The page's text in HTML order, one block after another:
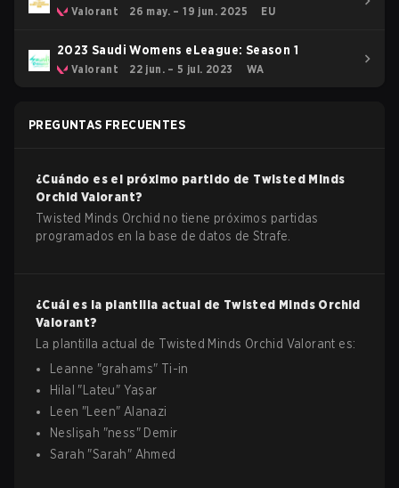
Valorant 26 may. – 19 jun. 2025 EU
2023 Saudi Womens eLeague: Season 1
Valorant 22 jun. – 5 jul. 2023 WA
PREGUNTAS FRECUENTES
¿Cuándo es el próximo partido de Twisted Minds
Orchid Valorant?
Twisted Minds Orchid no tiene próximos partidas
programados en la base de datos de Strafe.
¿Cuál es la plantilla actual de Twisted Minds Orchid
Valorant?
La plantilla actual de Twisted Minds Orchid Valorant es:
Leanne "grahams" Ti-in
Hilal " Lateu" Yaşar
Leen " Leen" Alanazi
Neslişah "ness" Demir
Sarah "Sarah" Ahmed